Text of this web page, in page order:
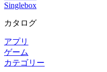
Singlebox
カタログ
アプリ
ゲーム
カテゴリー